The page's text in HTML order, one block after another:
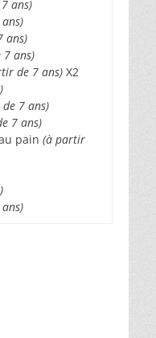
ans)
ans)
ans)
de 7 ans) X2
7 ans)
7 ans)
pain (à partir